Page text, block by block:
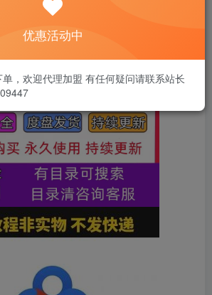
优惠活动中
，欢迎代理加盟 有任何疑问请联系站长